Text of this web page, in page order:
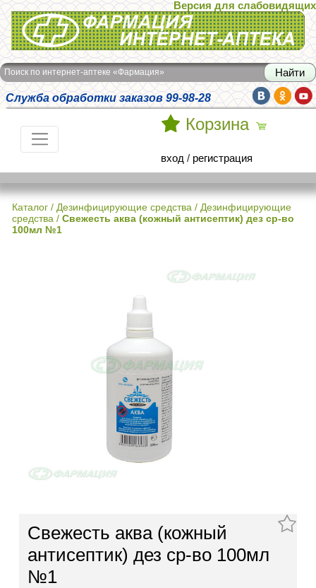
Интернет-аптека Фармация
Версия для слабовидящих
Поиск по интернет-аптеке «Фармация»
Служба обработки заказов 99-98-28
Корзина
вход / регистрация
Каталог / Дезинфицирующие средства / Дезинфицирующие
средства / Свежесть аква (кожный антисептик) дез ср-во
100мл №1
Свежесть аква (кожный
антисептик) дез ср-во 100мл
№1